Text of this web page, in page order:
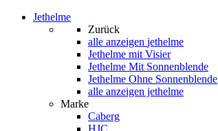
Jethelme
Zurück
alle anzeigen jethelme
Jethelme mit Visier
Jethelme Mit Sonnenblende
Jethelme Ohne Sonnenblende
alle anzeigen jethelme
Marke
Caberg
HJC